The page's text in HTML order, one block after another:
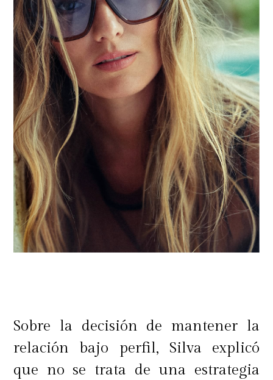
Sobre la decisión de mantener la
relación bajo perfil, Silva explicó
que no se trata de una estrategia